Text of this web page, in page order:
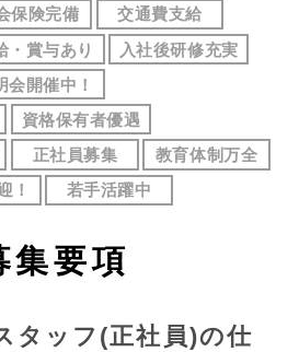
保険完備
交通費支給
・賞与あり
入社後研修充実
会開催中！
資格保有者優遇
正社員募集
教育体制万全
！
若手活躍中
集要項
タッフ(正社員)の仕